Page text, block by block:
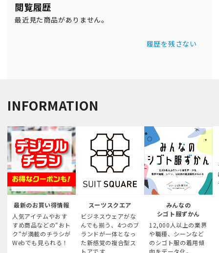
閲覧履歴
最近見た商品がありません。
履歴を残さない
INFORMATION
最新のお買い得情報
人気アイテムやおす
すめ商品などの“おト
ク“が満載のチラシが
Webでも見られる！
スーツスクエア
ビジネスウェアがな
んでも揃う、4つのブ
ランドが一体となっ
た新感覚の複合型ス
みんなの
シゴト服ずかん
12,000人以上の業界
や職種、シーンなど
のシゴト服の着用傾